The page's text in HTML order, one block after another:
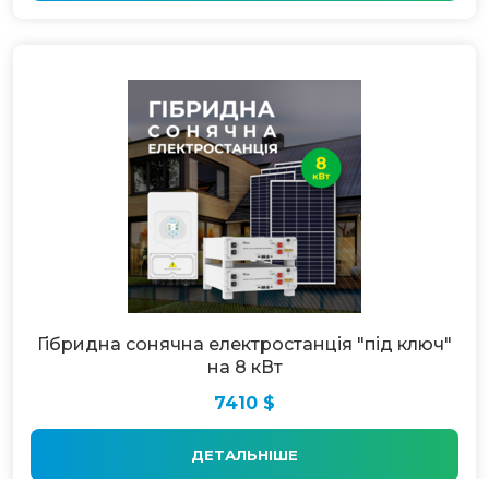
Гібридна сонячна електростанція "під ключ"
на 8 кВт
7410 $
ДЕТАЛЬНІШЕ